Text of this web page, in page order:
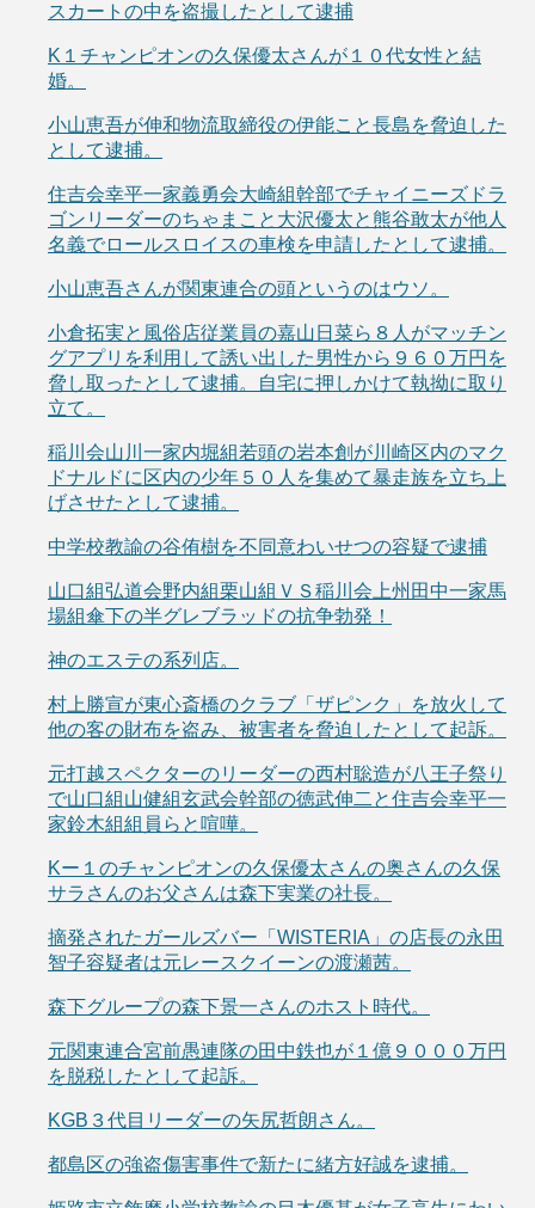
スカートの中を盗撮したとして逮捕
K１チャンピオンの久保優太さんが１０代女性と結
婚。
小山恵吾が伸和物流取締役の伊能こと長島を脅迫した
として逮捕。
住吉会幸平一家義勇会大崎組幹部でチャイニーズドラ
ゴンリーダーのちゃまこと大沢優太と熊谷敢太が他人
名義でロールスロイスの車検を申請したとして逮捕。
小山恵吾さんが関東連合の頭というのはウソ。
小倉拓実と風俗店従業員の嘉山日菜ら８人がマッチン
グアプリを利用して誘い出した男性から９６０万円を
脅し取ったとして逮捕。自宅に押しかけて執拗に取り
立て。
稲川会山川一家内堀組若頭の岩本創が川崎区内のマク
ドナルドに区内の少年５０人を集めて暴走族を立ち上
げさせたとして逮捕。
中学校教諭の谷侑樹を不同意わいせつの容疑で逮捕
山口組弘道会野内組栗山組ＶＳ稲川会上州田中一家馬
場組傘下の半グレブラッドの抗争勃発！
神のエステの系列店。
村上勝宣が東心斎橋のクラブ「ザピンク」を放火して
他の客の財布を盗み、被害者を脅迫したとして起訴。
元打越スペクターのリーダーの西村聡造が八王子祭り
で山口組山健組玄武会幹部の徳武伸二と住吉会幸平一
家鈴木組組員らと喧嘩。
Kー１のチャンピオンの久保優太さんの奥さんの久保
サラさんのお父さんは森下実業の社長。
摘発されたガールズバー「WISTERIA」の店長の永田
智子容疑者は元レースクイーンの渡瀬茜。
森下グループの森下景一さんのホスト時代。
元関東連合宮前愚連隊の田中鉄也が１億９０００万円
を脱税したとして起訴。
KGB３代目リーダーの矢尻哲朗さん。
都島区の強盗傷害事件で新たに緒方好誠を逮捕。